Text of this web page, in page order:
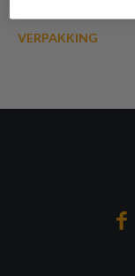
VERPAKKING
GA NAAR